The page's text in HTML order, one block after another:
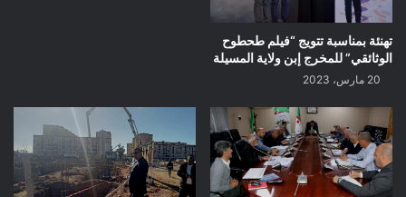
تهنئة بمناسبة تتويج “فيلم طحطوح
الوثائقي” للمخرج إبن ولاية المسيلة
20 مارس، 2023